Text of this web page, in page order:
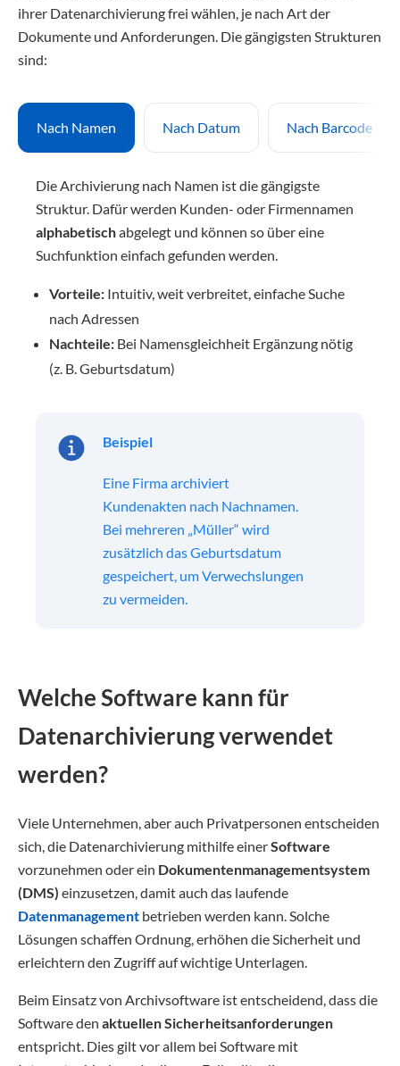
ihrer Datenarchivierung frei wählen, je nach Art der
Dokumente und Anforderungen. Die gängigsten Strukturen
sind:
Nach Namen Nach Datum Nach Barcode
Die Archivierung nach Namen ist die gängigste
Struktur. Dafür werden Kunden- oder Firmennamen
alphabetischabgelegt und können so über eine
Suchfunktion einfach gefunden werden.
Vorteile: Intuitiv, weit verbreitet, einfache Suche
nach Adressen
Nachteile: Bei Namensgleichheit Ergänzung nötig
(z. B. Geburtsdatum)
Beispiel
Eine Firma archiviert
Kundenakten nach Nachnamen.
Bei mehreren „Müller“ wird
zusätzlich das Geburtsdatum
gespeichert, um Verwechslungen
zu vermeiden.
Welche Software kann für
Datenarchivierung verwendet
werden?
Viele Unternehmen, aber auch Privatpersonen entscheiden
sich, die Datenarchivierung mithilfe einerSoftware
vorzunehmen oder ein Dokumentenmanagementsystem
(DMS) einzusetzen, damit auch das laufende
Datenmanagement betrieben werden kann. Solche
Lösungen schaffen Ordnung, erhöhen die Sicherheit und
erleichtern den Zugriff auf wichtige Unterlagen.
Beim Einsatz von Archivsoftware ist entscheidend, dass die
Software den aktuellen Sicherheitsanforderungen
entspricht. Dies gilt vor allem bei Software mit